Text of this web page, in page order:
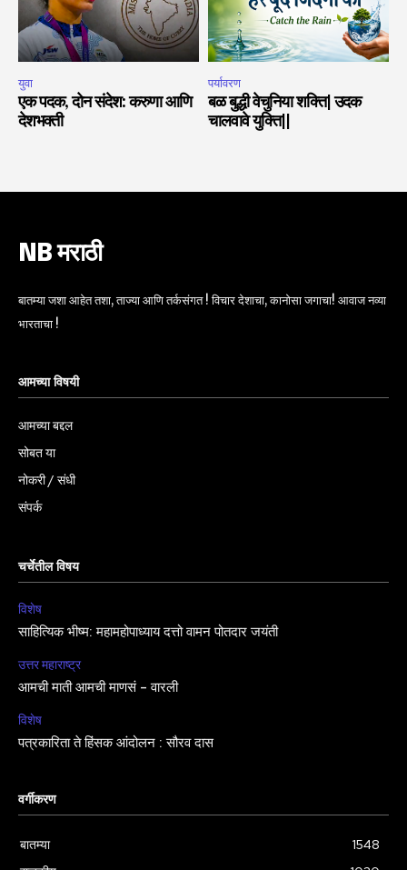
युवा
एक पदक, दोन संदेश: करुणा आणि
देशभक्ती
पर्यावरण
बळ बुद्धी वेचुनिया शक्ति| उदक
चालवावे युक्ति||
NB मराठी
बातम्या जशा आहेत तशा, ताज्या आणि तर्कसंगत ! विचार देशाचा, कानोसा जगाचा! आवाज नव्या
भारताचा !
आमच्या विषयी
आमच्या बद्दल
सोबत या
नोकरी / संधी
संपर्क
चर्चेतील विषय
विशेष
साहित्यिक भीष्म: महामहोपाध्याय दत्तो वामन पोतदार जयंती
उत्तर महाराष्ट्र
आमची माती आमची माणसं – वारली
विशेष
पत्रकारिता ते हिंसक आंदोलन : सौरव दास
वर्गीकरण
बातम्या
1548